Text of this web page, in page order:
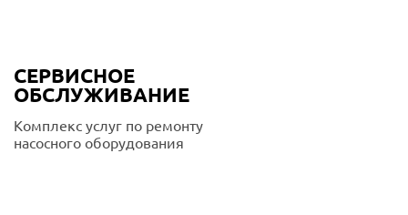
СЕРВИСНОЕ
ОБСЛУЖИВАНИЕ
Комплекс услуг по ремонту
насосного оборудования